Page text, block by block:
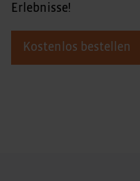
Erlebnisse!
Kostenlos bestellen